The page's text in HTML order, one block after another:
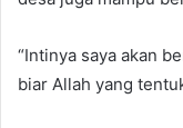
“Intinya saya akan
biar Allah yang